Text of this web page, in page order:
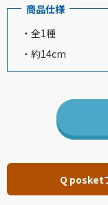
商品仕様
・全1種
・約14cm
Q posket